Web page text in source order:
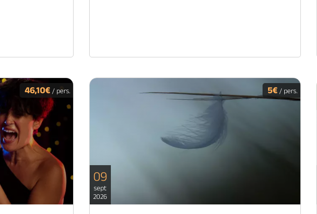
46,10€/ pers. 5€ / pers.
09
sept
2026